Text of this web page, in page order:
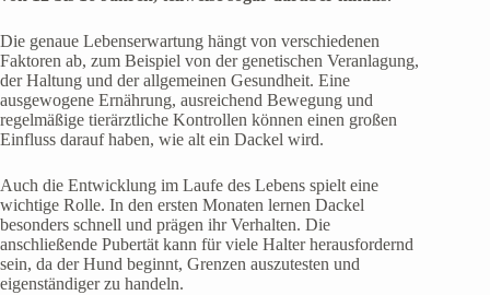
Die genaue Lebenserwartung hängt von verschiedenen
Faktoren ab, zum Beispiel von der genetischen Veranlagung,
der Haltung und der allgemeinen Gesundheit. Eine
ausgewogene Ernährung, ausreichend Bewegung und
regelmäßige tierärztliche Kontrollen können einen großen
Einfluss darauf haben, wie alt ein Dackel wird.
Auch die Entwicklung im Laufe des Lebens spielt eine
wichtige Rolle. In den ersten Monaten lernen Dackel
besonders schnell und prägen ihr Verhalten. Die
anschließende Pubertät kann für viele Halter herausfordernd
sein, da der Hund beginnt, Grenzen auszutesten und
eigenständiger zu handeln.